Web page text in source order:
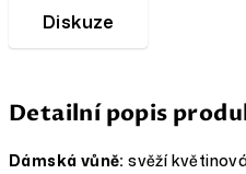
Diskuze
Detailní popis
Dámská vůně: svěží